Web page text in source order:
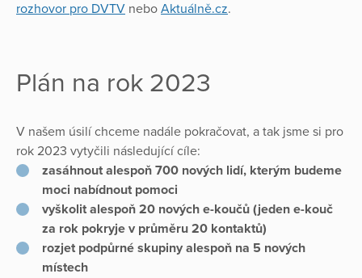
rozhovor pro DVTV nebo Aktuálně.cz.
Plán na rok 2023
V našem úsilí chceme nadále pokračovat, a tak jsme si pro
rok 2023 vytyčili následující cíle:
zasáhnout alespoň 700 nových lidí, kterým budeme
moci nabídnout pomoci
vyškolit alespoň 20 nových e-koučů (jeden e-kouč
za rok pokryje v průměru 20 kontaktů)
rozjet podpůrné skupiny alespoň na 5 nových
místech